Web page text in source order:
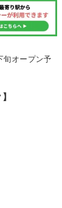
旬オープン予